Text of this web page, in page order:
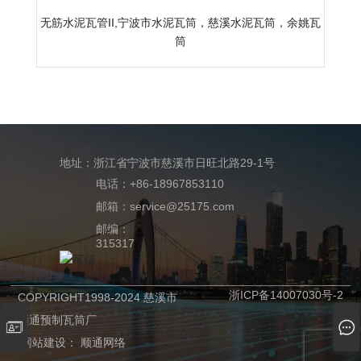
无筋水泥瓦管II,宁波市水泥瓦筒，慈溪水泥瓦筒，余姚瓦
筒
地址：浙江省宁波市慈溪市日旺北路29-1号
电话：+86-18967853110
邮箱：service@25175.com
邮编：
315317
COPYRIGHT1998-2024 慈溪市
顺通预制瓦筒厂
网站建设： 顺通网络
浙ICP备14007030号-2